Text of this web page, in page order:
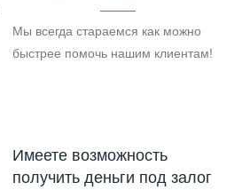
Мы всегда стараемся как можно
быстрее помочь нашим клиентам!
Имеете возможность
получить деньги под залог